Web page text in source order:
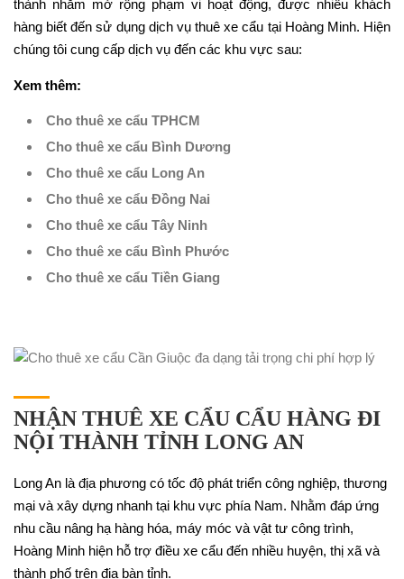
thành nhằm mở rộng phạm vi hoạt động, được nhiều khách
hàng biết đến sử dụng dịch vụ thuê xe cẩu tại Hoàng Minh. Hiện
chúng tôi cung cấp dịch vụ đến các khu vực sau:
Xem thêm:
Cho thuê xe cẩu TPHCM
Cho thuê xe cẩu Bình Dương
Cho thuê xe cẩu Long An
Cho thuê xe cẩu Đồng Nai
Cho thuê xe cẩu Tây Ninh
Cho thuê xe cẩu Bình Phước
Cho thuê xe cẩu Tiền Giang
NHẬN THUÊ XE CẨU CẨU HÀNG ĐI
NỘI THÀNH TỈNH LONG AN
Long An là địa phương có tốc độ phát triển công nghiệp, thương
mại và xây dựng nhanh tại khu vực phía Nam. Nhằm đáp ứng
nhu cầu nâng hạ hàng hóa, máy móc và vật tư công trình,
Hoàng Minh hiện hỗ trợ điều xe cẩu đến nhiều huyện, thị xã và
thành phố trên địa bàn tỉnh.